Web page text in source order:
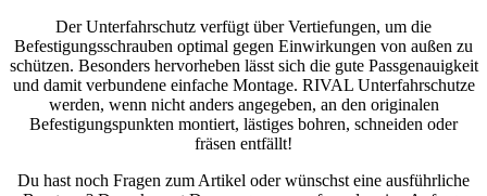
Der Unterfahrschutz verfügt über Vertiefungen, um die
Befestigungsschrauben optimal gegen Einwirkungen von außen zu
schützen. Besonders hervorheben lässt sich die gute Passgenauigkeit
und damit verbundene einfache Montage. RIVAL Unterfahrschutze
werden, wenn nicht anders angegeben, an den originalen
Befestigungspunkten montiert, lästiges bohren, schneiden oder
fräsen entfällt!
Du hast noch Fragen zum Artikel oder wünschst eine ausführliche